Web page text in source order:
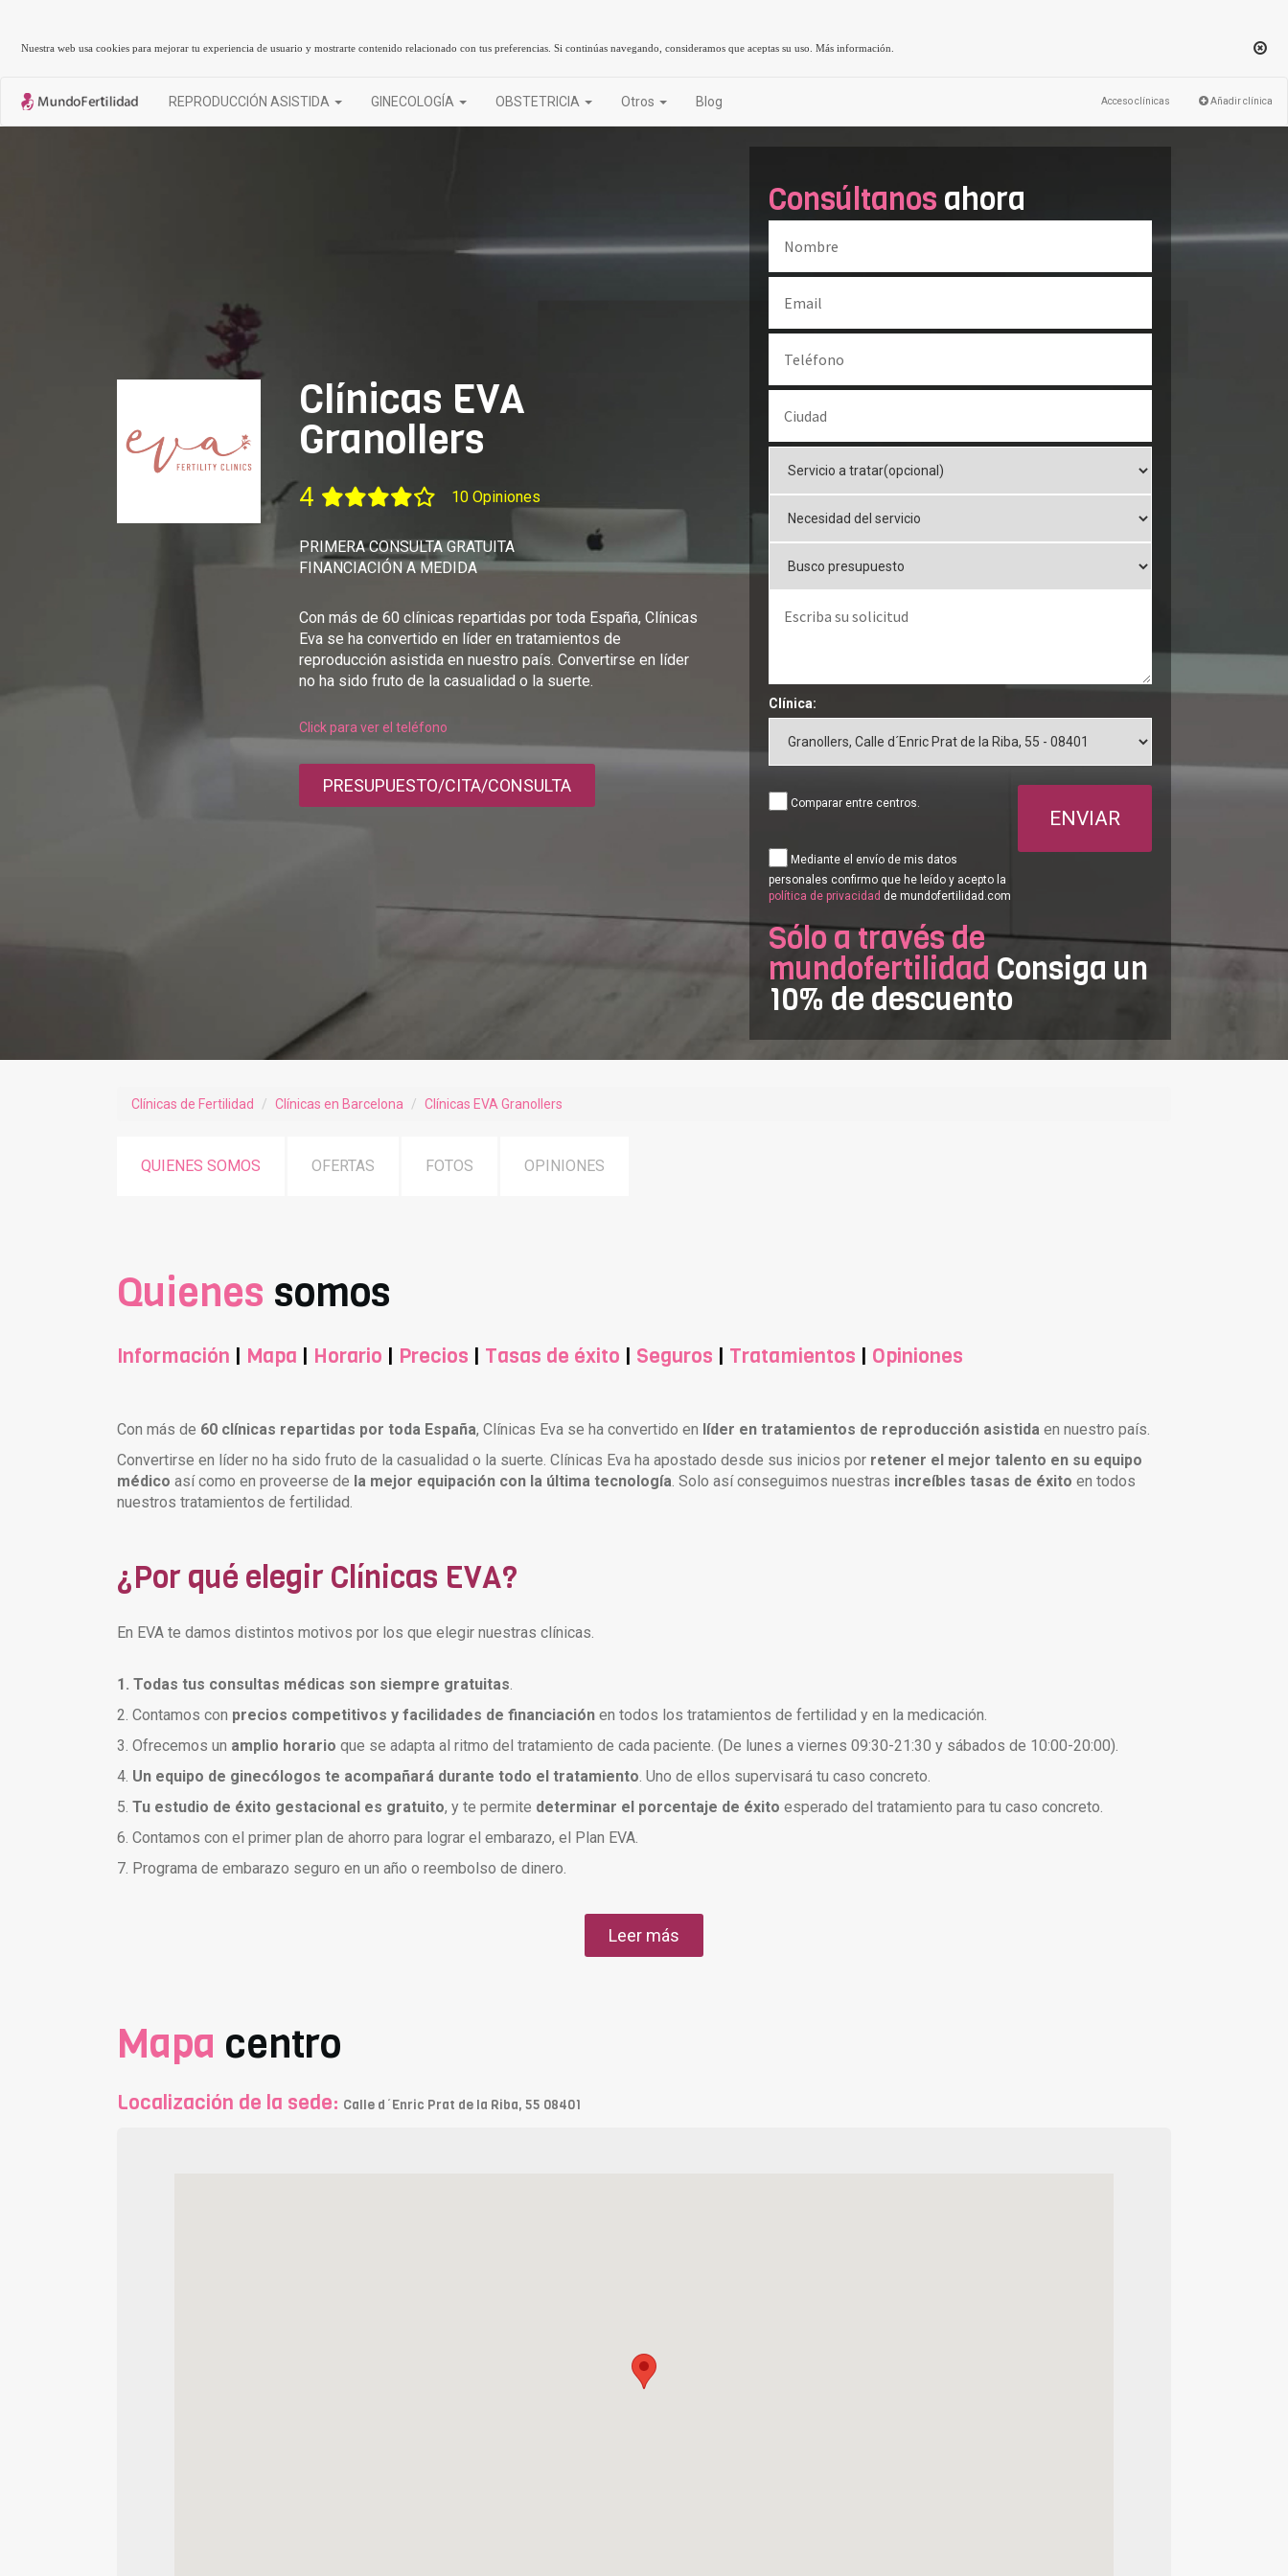
Nuestra web usa cookies para mejorar tu experiencia de usuario y mostrarte contenido relacionado con tus preferencias. Si continúas navegando, consideramos que aceptas su uso.Más información
REPRODUCCIÓN ASISTIDA GINECOLOGÍA OBSTETRICIA Otros Blog Acceso clínicas Añadir clínica
Clínicas EVA
Granollers
4 10 Opiniones
PRIMERA CONSULTA GRATUITA
FINANCIACIÓN A MEDIDA
Con más de 60 clínicas repartidas por toda España, Clínicas
Eva se ha convertido en líder en tratamientos de
reproducción asistida en nuestro país. Convertirse en líder
no ha sido fruto de la casualidad o la suerte.
Click para ver el teléfono
PRESUPUESTO/CITA/CONSULTA
Consúltanos ahora
Clínica:
Comparar entre centros.
Mediante el envío de mis datos
personales confirmo que he leído y acepto la
política de privacidad de mundofertilidad.com
ENVIAR
Sólo a través de
mundofertilidad Consiga un
10% de descuento
Clínicas de Fertilidad Clínicas en Barcelona Clínicas EVA Granollers
QUIENES SOMOS OFERTAS FOTOS OPINIONES
Quienes somos
Información | Mapa | Horario | Precios | Tasas de éxito | Seguros | Tratamientos | Opiniones
Con más de 60 clínicas repartidas por toda España, Clínicas Eva se ha convertido en líder en tratamientos de reproducción asistida en nuestro país.
Convertirse en líder no ha sido fruto de la casualidad o la suerte. Clínicas Eva ha apostado desde sus inicios por retener el mejor talento en su equipo
médico así como en proveerse de la mejor equipación con la última tecnología . Solo así conseguimos nuestras increíbles tasas de éxito en todos
nuestros tratamientos de fertilidad.
¿Por qué elegir Clínicas EVA?
En EVA te damos distintos motivos por los que elegir nuestras clínicas.
1. Todas tus consultas médicas son siempre gratuitas
2. Contamos con precios competitivos y facilidades de financiación en todos los tratamientos de fertilidad y en la medicación.
3. Ofrecemos un amplio horario que se adapta al ritmo del tratamiento de cada paciente. (De lunes a viernes 09:30-21:30 y sábados de 10:00-20:00).
4. Un equipo de ginecólogos te acompañará durante todo el tratamiento . Uno de ellos supervisará tu caso concreto.
5. Tu estudio de éxito gestacional es gratuito, y te permite determinar el porcentaje de éxito esperado del tratamiento para tu caso concreto.
6. Contamos con el primer plan de ahorro para lograr el embarazo, el Plan EVA.
7. Programa de embarazo seguro en un año o reembolso de dinero.
Leer más
Mapa centro
Localización de la sede: Calle d´Enric Prat de la Riba, 55 08401